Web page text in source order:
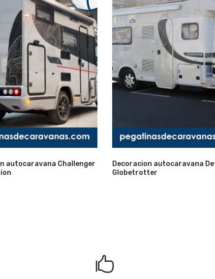
Lista
autocaravana Challenger
Decoracion autocaravana
Globetrotter